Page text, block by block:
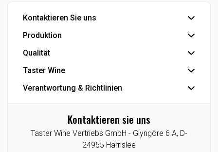
Kontaktieren Sie uns
Büro
Export
Industrie
Produktion
Abfüllung
Industrielle Produkte
Eigenmarke
Qualität
IFS Food-Zertifizierung
Se die Smiley-Berichte der dänischen Veterinär- und
Taster Wine
Der Konzern
Agenturen/Exklusive Angebote
Lieferant
Taster Wine Portfolio
Verantwortung & Richtlinien
Cookie-Richtlinie
CSR-Berichte
Kontaktieren sie uns
Taster Wine Vertriebs GmbH - Glyngöre 6 A, D-
24955 Harrislee